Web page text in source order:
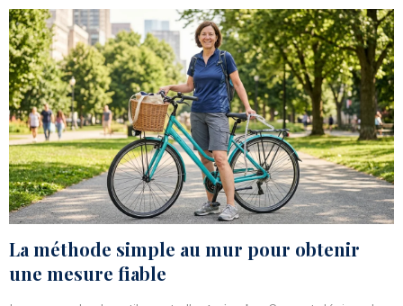
La méthode simple au mur pour obtenir
une mesure fiable